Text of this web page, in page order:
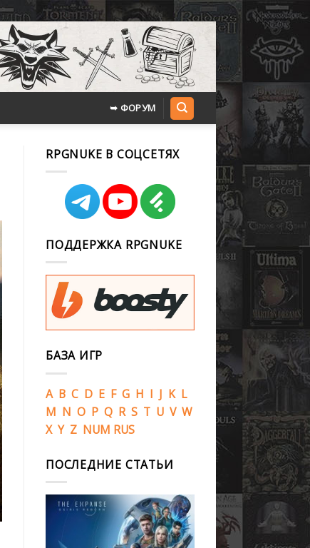
➥ ФОРУМ
RPGNUKE В СОЦСЕТЯХ
ПОДДЕРЖКА RPGNUKE
БАЗА ИГР
A B C D E F G H I J K L
M N O P Q R S T U V W
X Y Z NUM RUS
ПОСЛЕДНИЕ СТАТЬИ